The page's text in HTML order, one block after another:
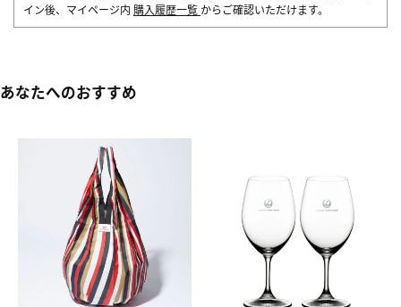
イン後、マイページ内 購入履歴一覧 からご確認いただけます。
あなたへのおすすめ